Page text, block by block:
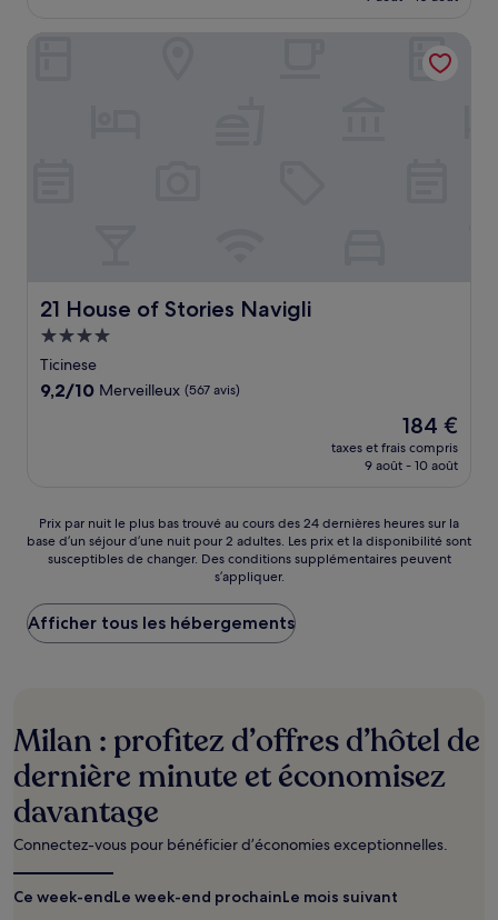
de
88 €
21 House of Stories Navigli
21 House of Stories Navigli
Hébergement
4.0 étoiles
Ticinese
9.2
9,2/10 Merveilleux (567 avis)
Le
nouveau
prix
184 €
184 €
taxes et frais compris
9 août - 10 août
Prix
par
nuit
plus
bas
trouvé
24 dernières
heures
sur
la
base
d’un
séjour
pour
Prix par nuit le plus bas trouvé au cours des 24 dernières heures sur la
base d’un séjour d’une nuit pour 2 adultes. Les prix et la disponibilité sont
susceptibles de changer. Des conditions supplémentaires peuvent
s’appliquer.
Afficher tous les hébergements
Milan : profitez d’offres d’hôtel de
dernière minute et économisez
davantage
Connectez-vous pour bénéficier d’économies exceptionnelles.
Ce week-endLe week-end prochainLe mois suivant